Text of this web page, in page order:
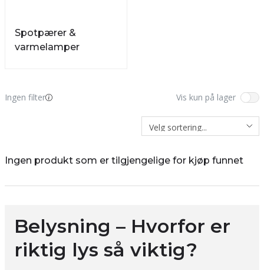
Spotpærer &
varmelamper
Ingen filter Vis kun på lager
Ingen produkt som er tilgjengelige for kjøp funnet
Belysning – Hvorfor er
riktig lys så viktig?